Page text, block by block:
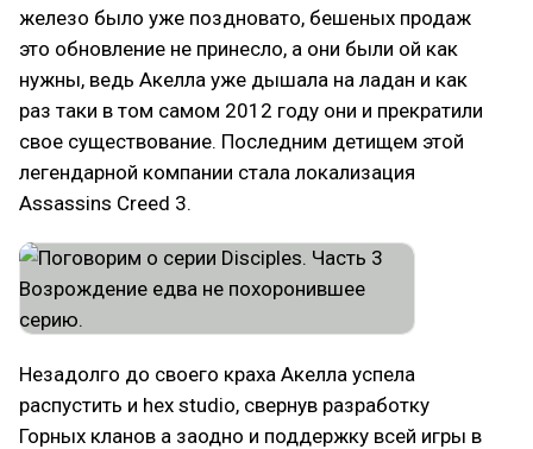
железо было уже поздновато, бешеных продаж
это обновление не принесло, а они были ой как
нужны, ведь Акелла уже дышала на ладан и как
раз таки в том самом 2012 году они и прекратили
свое существование. Последним детищем этой
легендарной компании стала локализация
Assassins Creed 3.
Незадолго до своего краха Акелла успела
распустить и hex studio, свернув разработку
Горных кланов а заодно и поддержку всей игры в